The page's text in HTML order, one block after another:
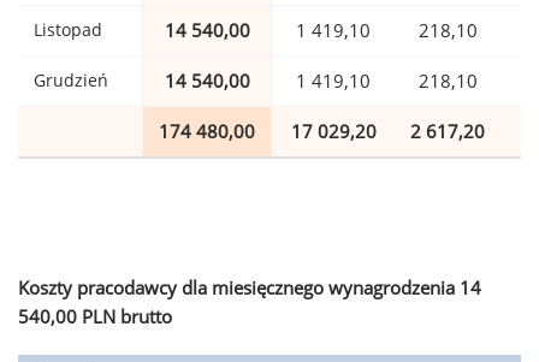
Listopad 14 540,00 1 419,10 218,10
Grudzień 14 540,00 1 419,10 218,10
174 480,00 17 029,20 2 617,20
Koszty pracodawcy dla miesięcznego wynagrodzenia 14
540,00 PLN brutto